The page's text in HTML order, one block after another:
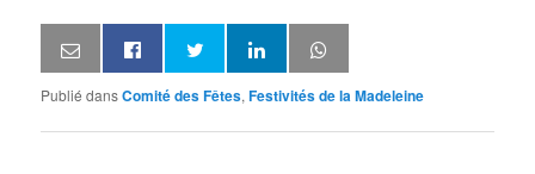
Publié dansComité des Fêtes,Festivités de la Madeleine